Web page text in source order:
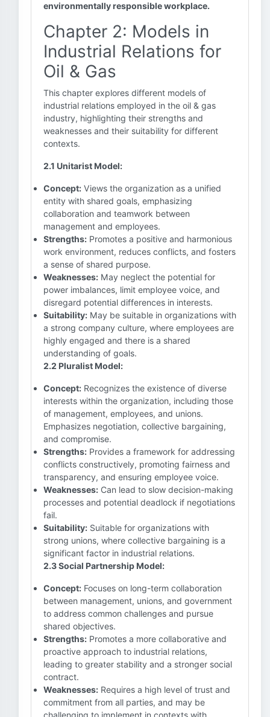
environmentally responsible workplace.
Chapter 2: Models in
Industrial Relations for
Oil & Gas
This chapter explores different models of
industrial relations employed in the oil & gas
industry, highlighting their strengths and
weaknesses and their suitability for different
contexts.
2.1 Unitarist Model:
Concept: Views the organization as a unified
entity with shared goals, emphasizing
collaboration and teamwork between
management and employees.
Strengths: Promotes a positive and harmonious
work environment, reduces conflicts, and fosters
a sense of shared purpose.
Weaknesses: May neglect the potential for
power imbalances, limit employee voice, and
disregard potential differences in interests.
Suitability: May be suitable in organizations with
a strong company culture, where employees are
highly engaged and there is a shared
understanding of goals.
2.2 Pluralist Model:
Concept: Recognizes the existence of diverse
interests within the organization, including those
of management, employees, and unions.
Emphasizes negotiation, collective bargaining,
and compromise.
Strengths: Provides a framework for addressing
conflicts constructively, promoting fairness and
transparency, and ensuring employee voice.
Weaknesses: Can lead to slow decision-making
processes and potential deadlock if negotiations
fail.
Suitability: Suitable for organizations with
strong unions, where collective bargaining is a
significant factor in industrial relations.
2.3 Social Partnership Model:
Concept: Focuses on long-term collaboration
between management, unions, and government
to address common challenges and pursue
shared objectives.
Strengths: Promotes a more collaborative and
proactive approach to industrial relations,
leading to greater stability and a stronger social
contract.
Weaknesses: Requires a high level of trust and
commitment from all parties, and may be
challenging to implement in contexts with